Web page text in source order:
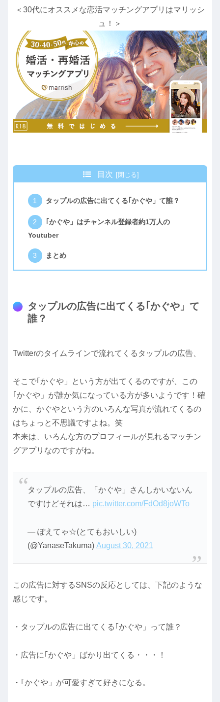
＜30代にオススメな恋活マッチングアプリはマリッシ
ュ！＞
目次
タップルの広告に出てくる｢かぐや」て誰？
｢かぐや」はチャンネル登録者約1万人の
Youtuber
まとめ
タップルの広告に出てくる｢かぐや」て
誰？
Twitterのタイムラインで流れてくるタップルの広告、
そこで｢かぐや」という方が出てくるのですが、この
｢かぐや」が誰か気になっている方が多いようです！確
かに、かぐやという方のいろんな写真が流れてくるの
はちょっと不思議ですよね。笑
本来は、いろんな方のプロフィールが見れるマッチン
グアプリなのですがね。
タップルの広告、「かぐや」さんしかいないん
ですけどそれは… pic.twitter.com/FdOd8joWTo
— ぽえてゃ☆(とてもおいしい)
(@YanaseTakuma) August 30, 2021
この広告に対するSNSの反応としては、下記のような
感じです。
・タップルの広告に出てくる｢かぐや」って誰？
・広告に｢かぐや」ばかり出てくる・・・！
・｢かぐや」が可愛すぎて好きになる。